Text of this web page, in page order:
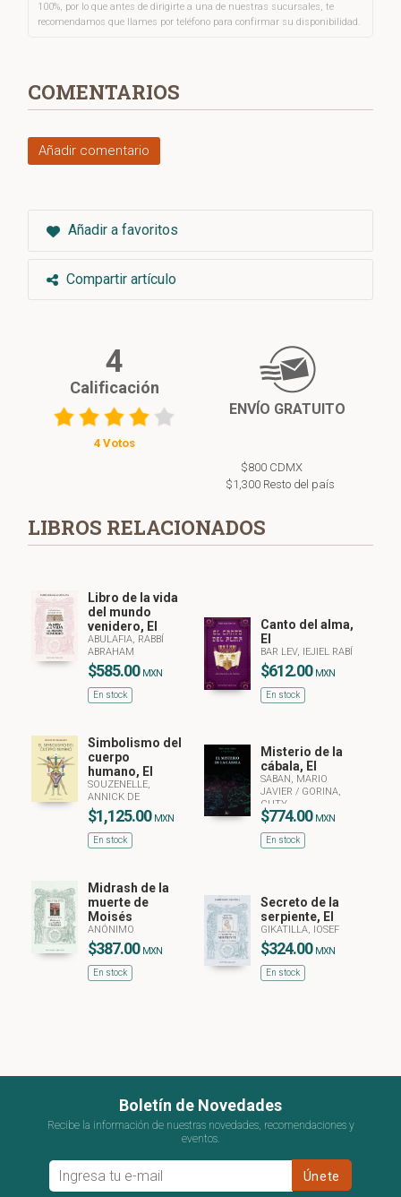
100%, por lo que antes de dirigirte a una de nuestras sucursales, te
recomendamos que llames por teléfono para confirmar su disponibilidad.
COMENTARIOS
Añadir comentario
Añadir a favoritos
Compartir artículo
4
Calificación
4 Votos
ENVÍO GRATUITO
$800 CDMX
$1,300 Resto del país
LIBROS RELACIONADOS
Libro de la vida
del mundo
venidero, El
ABULAFIA, RABBÍ
ABRAHAM
$585.00 MXN
En stock
Canto del alma,
El
BAR LEV, IEJIEL RABÍ
$612.00 MXN
En stock
Simbolismo del
cuerpo
humano, El
SOUZENELLE,
ANNICK DE
$1,125.00 MXN
En stock
Misterio de la
cábala, El
SABAN, MARIO
JAVIER/ GORINA,
CUTY
$774.00 MXN
En stock
Midrash de la
muerte de
Moisés
ANÓNIMO
$387.00 MXN
En stock
Secreto de la
serpiente, El
GIKATILLA, IOSEF
$324.00 MXN
En stock
Boletín de Novedades
Recibe la información de nuestras novedades, recomendaciones y
eventos.